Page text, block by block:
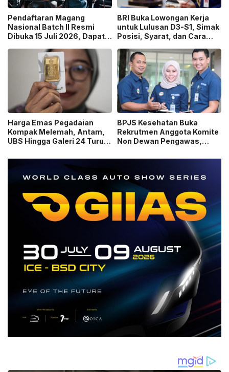
Pendaftaran Magang
Nasional Batch II Resmi
Dibuka 15 Juli 2026, Dapat
BRI Buka Lowongan Kerja
untuk Lulusan D3-S1, Simak
Posisi, Syarat, dan Cara
Harga Emas Pegadaian
Kompak Melemah, Antam,
UBS Hingga Galeri 24 Turun
BPJS Kesehatan Buka
Rekrutmen Anggota Komite
Non Dewan Pengawas,